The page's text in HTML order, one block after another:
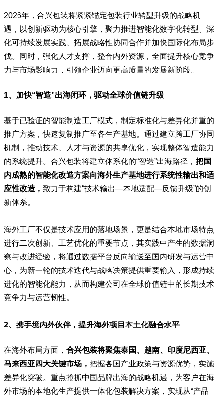
2026年，合兴包装将紧紧锚定包装行业转型升级的战略机
遇，以创新驱动为核心引擎，聚力推进智能化数字化转型、深
化可持续发展实践、拓展战略性协同合作并加快国际化布局步
伐。同时，强化人才支撑，整合内外资源，全面提升核心竞争
力与市场影响力，引领企业迈向更高质量的发展新阶段。
1、加快“智造”出海闭环，驱动全球价值链升级
基于已验证的智能制造工厂模式，制定标准化与差异化并重的
推广方案，快速复制推广至各生产基地。通过建立跨工厂协同
机制，推动技术、人才与资源的共享优化，实现整体智造能力
的系统提升。合兴包装将建立体系化的“智造”出海路径， 把国
内成熟的智能化改造方案向海外生产基地进行系统性输出和适
应性改造， 致力于构建“技术输出—本地适配—反馈升级”的创
新体系。
海外工厂不仅是技术应用的落地场景，更是结合本地市场特点
进行二次创新、工艺优化的重要节点，其实践中产生的数据洞
察与改进经验，将通过数据平台反向输送至国内研发与运营中
心，为新一轮的技术迭代与战略决策提供重要输入，形成持续
进化的智能化能力，从而构建公司在全球价值链中的长期技术
竞争力与运营韧性。
2、携手境内外伙伴，提升海外项目本土化融合水平
在海外布局方面， 合兴包装将聚焦泰国、越南、印度尼西亚、
马来西亚四大关键市场， 把握各国产业政策与资源优势，实施
差异化突破。重点抢抓中国品牌出海的战略机遇，为客户在海
外市场的本地化生产提供一体化包装解决方案，实现从“产品